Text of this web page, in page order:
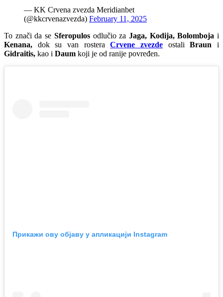
— KK Crvena zvezda Meridianbet
(@kkcrvenazvezda) February 11, 2025
To znači da se Sferopulosodlučio za Jaga, Kodija, Bolomboja i
Kenana, dok su van rosteraCrvene zvezde ostaliBraun i
Gidraitis, kao i Daum koji je od ranije povređen.
Прикажи ову објаву у апликацији Instagram